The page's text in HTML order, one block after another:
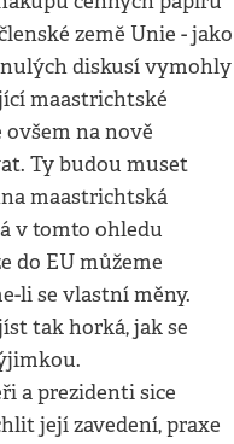
země Unie - jako
diskusí vymohly
maastrichtské
ovšem na nově
Ty budou muset
maastrichtská
v tomto ohledu
do EU můžeme
li se vlastní měny.
tak horká, jak se
a prezidenti sice
její zavedení, praxe